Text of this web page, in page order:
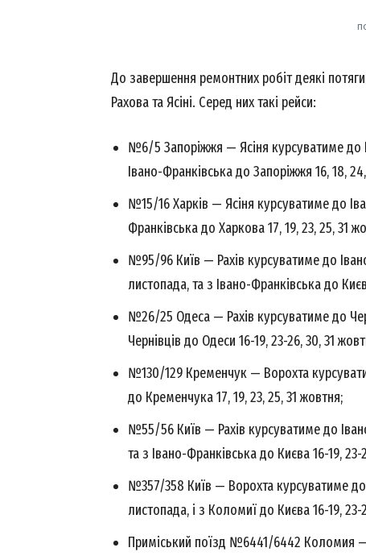
News
Magazine
До завершення ремонтних робіт деякі
Рахова та Ясіні. Серед них такі рейси:
№6/5 Запоріжжя — Ясіня курсуватиме до
Івано-Франківська до Запоріжжя 16, 18,
№15/16 Харків — Ясіня курсуватиме до
Франківська до Харкова 17, 19, 23, 25, 31
№95/96 Київ — Рахів курсуватиме до
листопада, та з Івано-Франківська до
№26/25 Одеса — Рахів курсуватиме до
Чернівців до Одеси 16-19, 23-26, 30, 31
№130/129 Кременчук — Ворохта
до Кременчука 17, 19, 23, 25, 31 жовтня;
№55/56 Київ — Рахів курсуватиме до
та з Івано-Франківська до Києва 16-19,
№357/358 Київ — Ворохта курсуватиме до
листопада, і з Коломиї до Києва 16-19, 23-
Приміський поїзд №6441/6442 Коломия —